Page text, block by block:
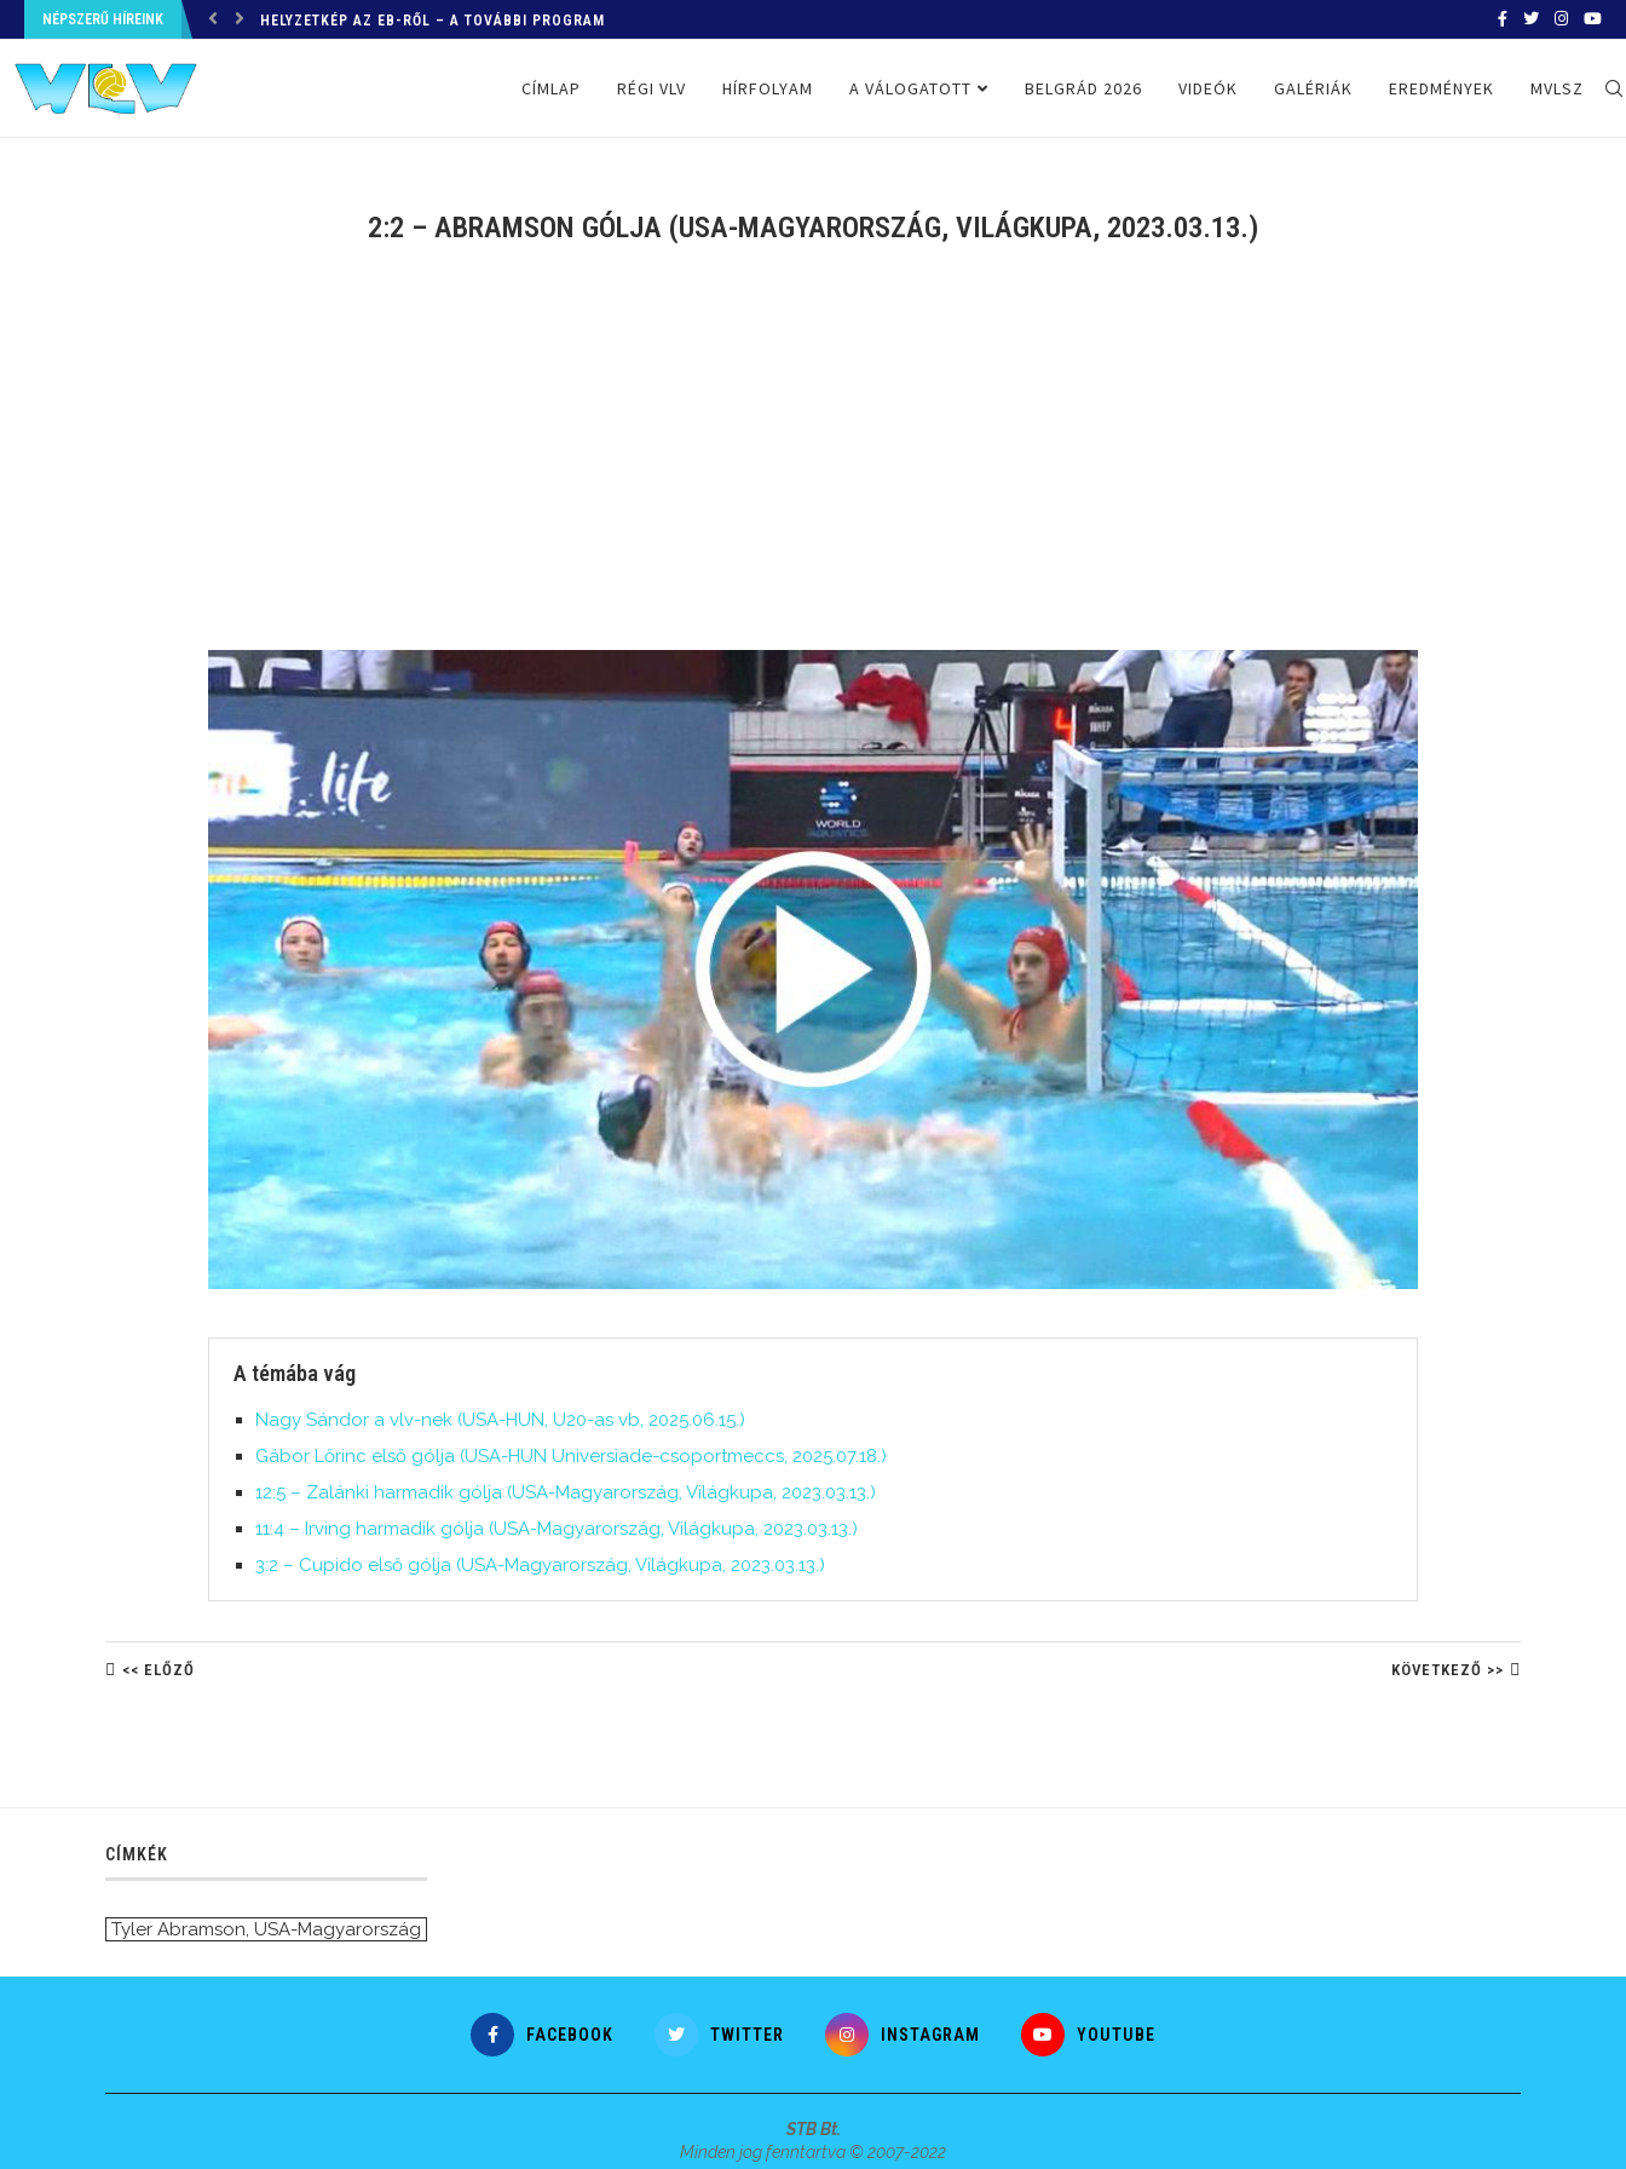
NÉPSZERŰ HÍREINK
BELGRÁD 2026
MÁLTA-MAGYARORSZÁG – ÉLŐ
CÍMLAP RÉGI VLV HÍRFOLYAM A VÁLOGATOTT BELGRÁD 2026 VIDEÓK GALÉRIÁK EREDMÉNYEK MVLSZ
2:2 – ABRAMSON GÓLJA (USA-MAGYARORSZÁG, VILÁGKUPA, 2023.03.13.)
A témába vág
Nagy Sándor a vlv-nek (USA-HUN, U20-as vb, 2025.06.15.)
Gábor Lőrinc első gólja (USA-HUN Universiade-csoportmeccs, 2025.07.18.)
12:5 – Zalánki harmadik gólja (USA-Magyarország, Világkupa, 2023.03.13.)
11:4 – Irving harmadik gólja (USA-Magyarország, Világkupa, 2023.03.13.)
3:2 – Cupido első gólja (USA-Magyarország, Világkupa, 2023.03.13.)
<< ELŐZŐ KÖVETKEZŐ >>
CÍMKÉK
Tyler Abramson, USA-Magyarország
FACEBOOK TWITTER INSTAGRAM YOUTUBE
STB Bt.
Minden jog fenntartva © 2007-2022